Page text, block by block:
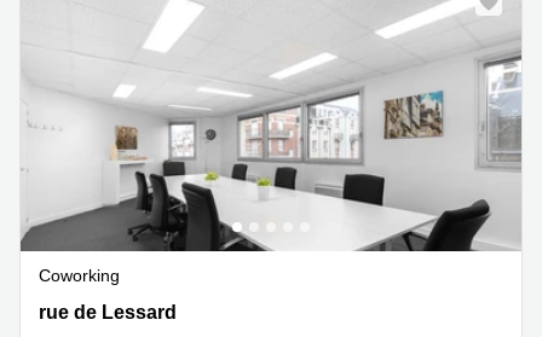
Coworking
72 rue de Lessard, Rouen
rue de Lessard